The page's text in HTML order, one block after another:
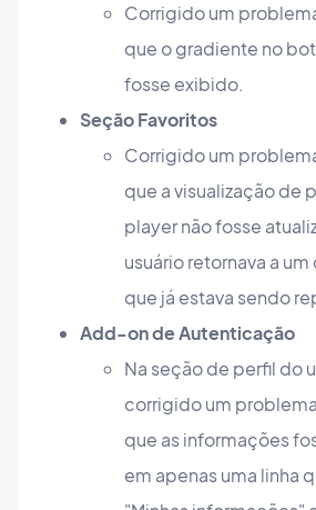
Corrigido um
que o gradiente no
fosse exibido.
Seção Favoritos
Corrigido um
que a visualização de
player não fosse
usuário retornava a
que já estava sendo
Add-on de Autenticação
Na seção de perfil do
corrigido um
que as informações
em apenas uma linha